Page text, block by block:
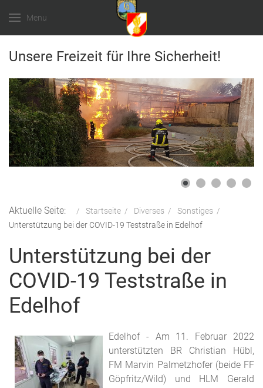
Menu
Unsere Freizeit für Ihre Sicherheit!
Aktuelle Seite: Startseite Diverses
Sonstiges
Unterstützung bei der COVID-19 Teststraße in Edelhof
Unterstützung bei der
COVID-19 Teststraße in
Edelhof
Edelhof - Am 11. Februar 2022
unterstützten BR Christian Hübl,
FM Marvin Palmetzhofer (beide FF
Göpfritz/Wild) und HLM Gerald